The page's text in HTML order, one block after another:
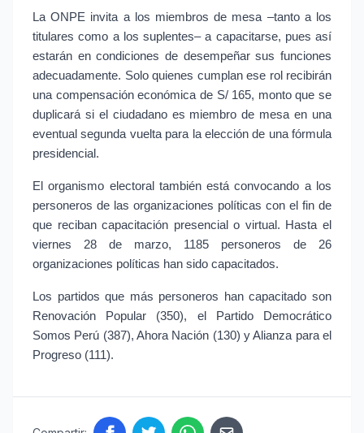
La ONPE invita a los miembros de mesa –tanto a los
titulares como a los suplentes– a capacitarse, pues así
estarán en condiciones de desempeñar sus funciones
adecuadamente. Solo quienes cumplan ese rol recibirán
una compensación económica de S/ 165, monto que se
duplicará si el ciudadano es miembro de mesa en una
eventual segunda vuelta para la elección de una fórmula
presidencial.
El organismo electoral también está convocando a los
personeros de las organizaciones políticas con el fin de
que reciban capacitación presencial o virtual. Hasta el
viernes 28 de marzo, 1185 personeros de 26
organizaciones políticas han sido capacitados.
Los partidos que más personeros han capacitado son
Renovación Popular (350), el Partido Democrático
Somos Perú (387), Ahora Nación (130) y Alianza para el
Progreso (111).